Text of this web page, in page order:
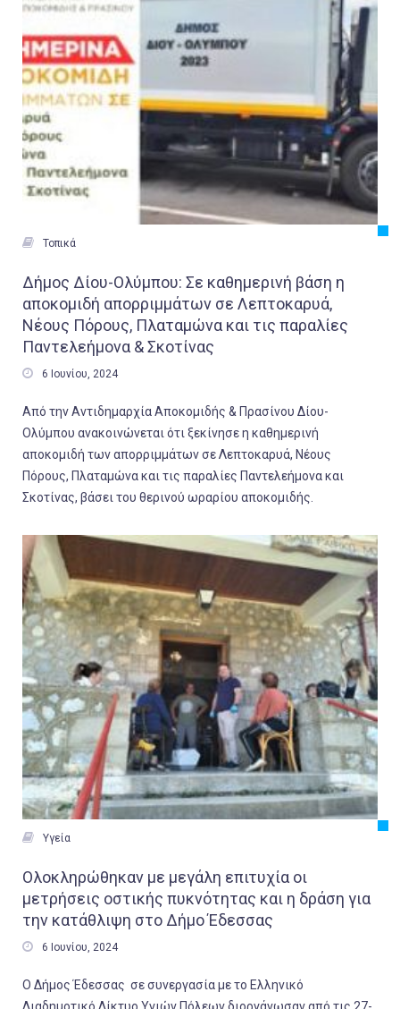
 Τοπικά
Δήμος Δίου-Ολύμπου: Σε καθημερινή βάση η
αποκομιδή απορριμμάτων σε Λεπτοκαρυά,
Νέους Πόρους, Πλαταμώνα και τις παραλίες
Παντελεήμονα & Σκοτίνας
 6 Ιουνίου, 2024
Από την Αντιδημαρχία Αποκομιδής & Πρασίνου Δίου-
Ολύμπου ανακοινώνεται ότι ξεκίνησε η καθημερινή
αποκομιδή των απορριμμάτων σε Λεπτοκαρυά, Νέους
Πόρους, Πλαταμώνα και τις παραλίες Παντελεήμονα και
Σκοτίνας, βάσει του θερινού ωραρίου αποκομιδής.
 Υγεία
Ολοκληρώθηκαν με μεγάλη επιτυχία οι
μετρήσεις οστικής πυκνότητας και η δράση για
την κατάθλιψη στο Δήμο Έδεσσας
 6 Ιουνίου, 2024
Ο Δήμος Έδεσσας σε συνεργασία με το Ελληνικό